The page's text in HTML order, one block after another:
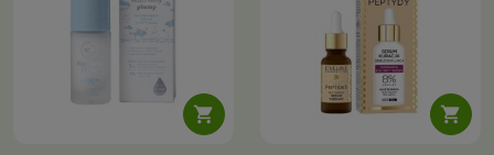
 